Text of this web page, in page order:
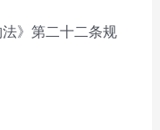
》第二十二条规